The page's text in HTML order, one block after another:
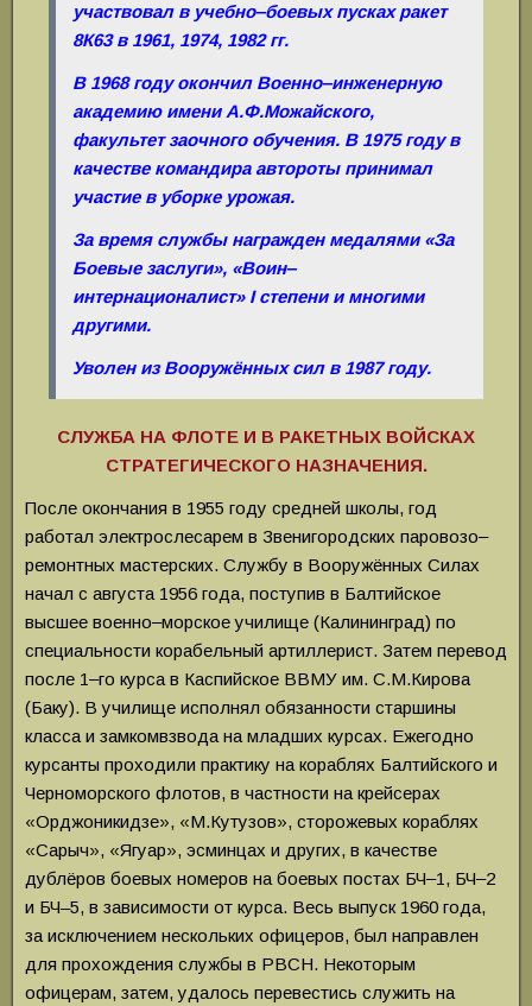
участвовал в учебно‒боевых пусках ракет
8К63 в 1961, 1974, 1982 гг.
В 1968 году окончил Военно‒инженерную
академию имени А.Ф.Можайского,
факультет заочного обучения. В 1975 году в
качестве командира автороты принимал
участие в уборке урожая.
За время службы награжден медалями «За
Боевые заслуги», «Воин‒
интернационалист» I степени и многими
другими.
Уволен из Вооружённых сил в 1987 году.
СЛУЖБА НА ФЛОТЕ И В РАКЕТНЫХ ВОЙСКАХ
СТРАТЕГИЧЕСКОГО НАЗНАЧЕНИЯ.
После окончания в 1955 году средней школы, год
работал электрослесарем в Звенигородских паровозо‒
ремонтных мастерских. Службу в Вооружённых Силах
начал с августа 1956 года, поступив в Балтийское
высшее военно‒морское училище (Калининград) по
специальности корабельный артиллерист. Затем перевод
после 1‒го курса в Каспийское ВВМУ им. С.М.Кирова
(Баку). В училище исполнял обязанности старшины
класса и замкомвзвода на младших курсах. Ежегодно
курсанты проходили практику на кораблях Балтийского и
Черноморского флотов, в частности на крейсерах
«Орджоникидзе», «М.Кутузов», сторожевых кораблях
«Сарыч», «Ягуар», эсминцах и других, в качестве
дублёров боевых номеров на боевых постах БЧ‒1, БЧ‒2
и БЧ–5, в зависимости от курса. Весь выпуск 1960 года,
за исключением нескольких офицеров, был направлен
для прохождения службы в РВСН. Некоторым
офицерам, затем, удалось перевестись служить на